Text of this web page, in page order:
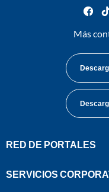
Más
RED DE PORTALES
SERVICIOS